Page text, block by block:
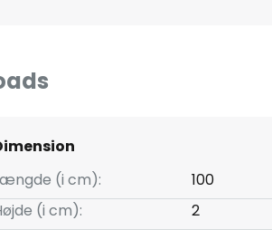
(i cm):
100
(i cm):
2